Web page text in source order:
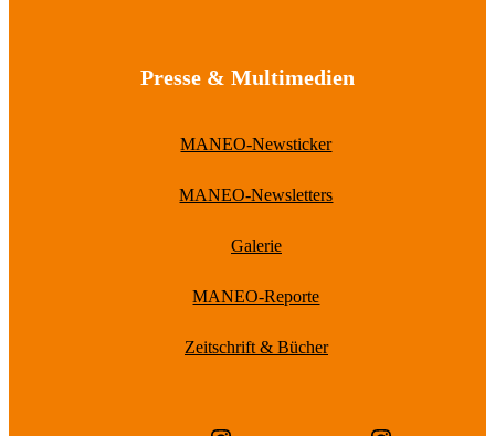
Presse & Multimedien
MANEO-Newsticker
MANEO-Newsletters
Galerie
MANEO-Reporte
Zeitschrift & Bücher